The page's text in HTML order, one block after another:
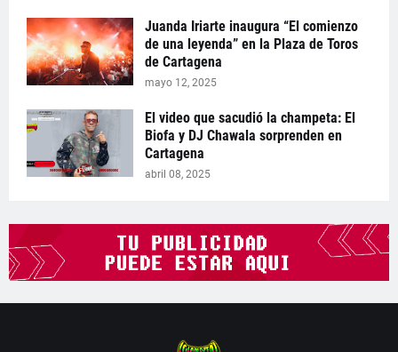
Juanda Iriarte inaugura “El comienzo
de una leyenda” en la Plaza de Toros
de Cartagena
mayo 12, 2025
El video que sacudió la champeta: El
Biofa y DJ Chawala sorprenden en
Cartagena
abril 08, 2025